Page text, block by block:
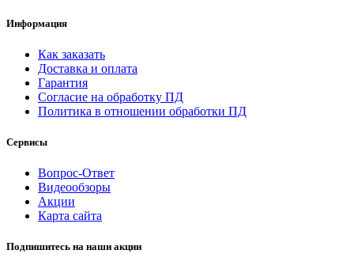
Информация
Как заказать
Доставка и оплата
Гарантия
Согласие на обработку ПД
Политика в отношении обработки ПД
Сервисы
Вопрос-Ответ
Видеообзоры
Акции
Карта сайта
Подпишитесь на наши акции